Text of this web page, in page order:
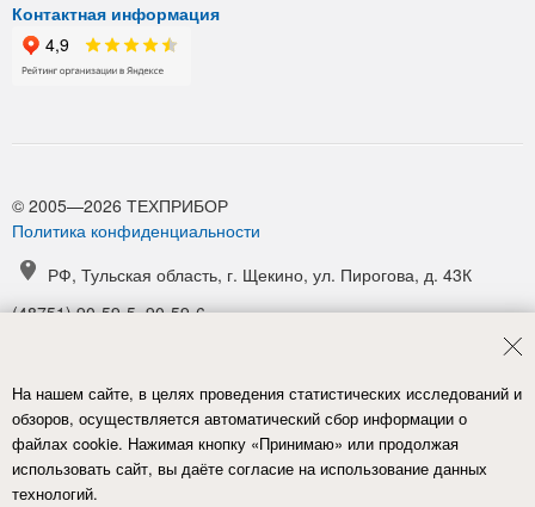
Контактная информация
© 2005—2026 ТЕХПРИБОР
Политика конфиденциальности
РФ, Тульская область, г. Щекино, ул. Пирогова, д. 43К
(48751) 90-59-5, 90-59-6
Карта проезда
На нашем сайте, в целях проведения статистических исследований и
обзоров, осуществляется автоматический сбор информации о
файлах cookie. Нажимая кнопку «Принимаю» или продолжая
использовать сайт, вы даёте согласие на использование данных
технологий.